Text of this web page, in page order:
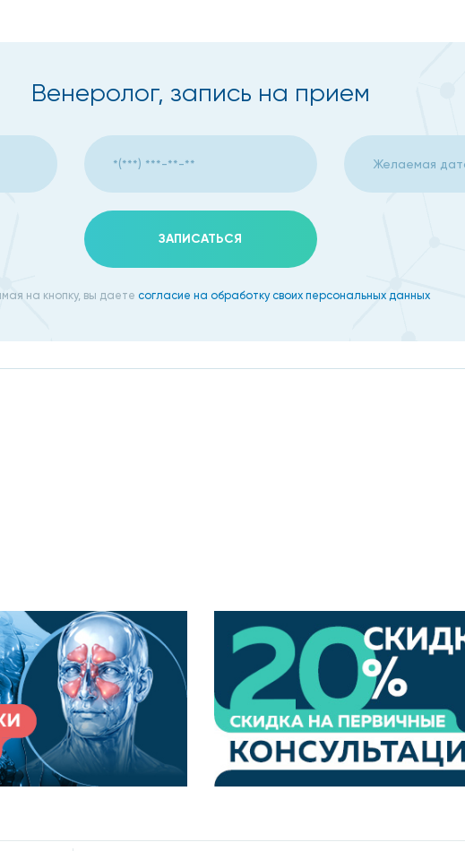
записаться на прием к
рекомендуется прийти, если у вас был незащищенный
невелика.
следующие процедуры:
Венеролог, запись на прием
ЗАПИСАТЬСЯ
на кнопку, вы даете согласие на обработку своих персональных данных